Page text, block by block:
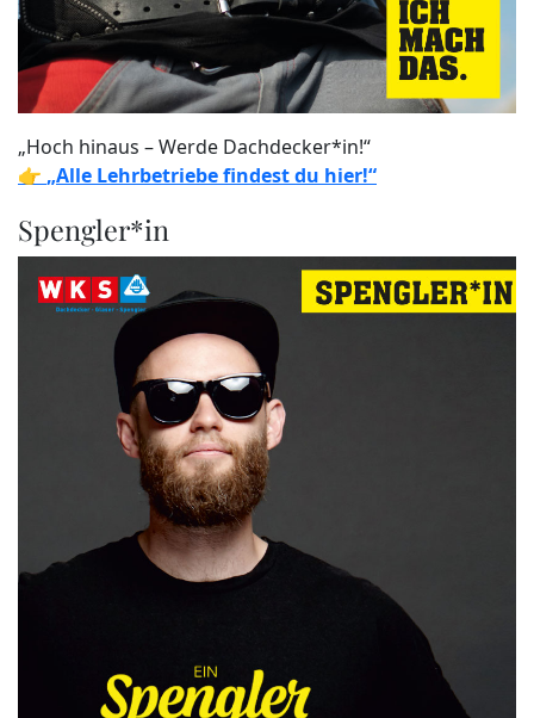
„Hoch hinaus – Werde Dachdecker*in!“
👉 „Alle Lehrbetriebe findest du hier!“
Spengler*in